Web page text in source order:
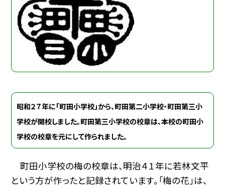
昭和２７年に「町田小学校」から、町田第二小学校・町田第三小
学校が開校しました。町田第三小学校の校章は、本校の町田小
学校の校章を元にして作られました。
町田小学校の梅の校章は、明治４１年に若林文平
という方が作ったと記録されています。「梅の花」は、